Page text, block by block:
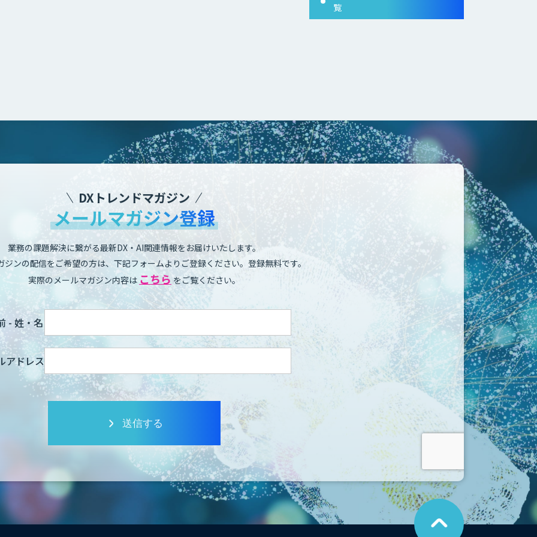
覧
DXトレンドマガジン
メールマガジン登録
業務の課題解決に繋がる最新DX・AI関連情報をお届けいたします。
ジンの配信をご希望の方は、下記フォームよりご登録ください。登録無料です。
実際のメールマガジン内容は こちら をご覧ください。
- 姓・名
アドレス
送信する
こ
の
ペ
ー